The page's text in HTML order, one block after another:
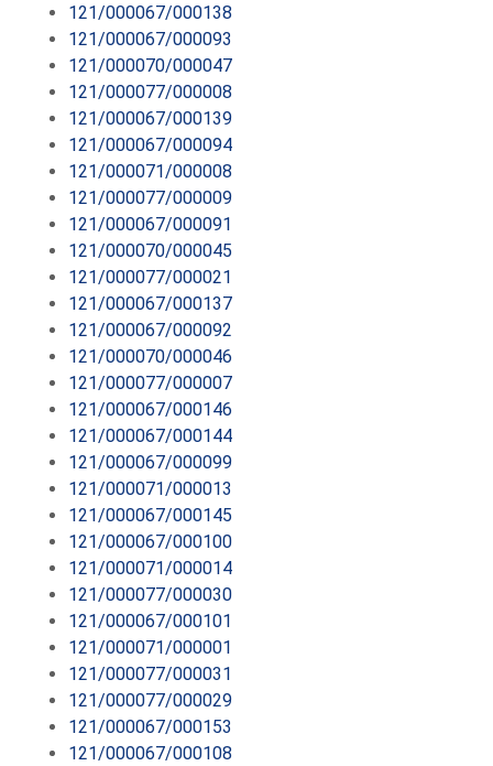
121/000067/000138
121/000067/000093
121/000070/000047
121/000077/000008
121/000067/000139
121/000067/000094
121/000071/000008
121/000077/000009
121/000067/000091
121/000070/000045
121/000077/000021
121/000067/000137
121/000067/000092
121/000070/000046
121/000077/000007
121/000067/000146
121/000067/000144
121/000067/000099
121/000071/000013
121/000067/000145
121/000067/000100
121/000071/000014
121/000077/000030
121/000067/000101
121/000071/000001
121/000077/000031
121/000077/000029
121/000067/000153
121/000067/000108